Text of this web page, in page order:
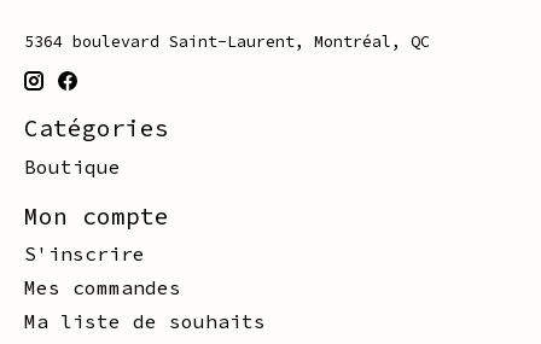
5364 boulevard Saint-Laurent, Montréal, QC
Catégories
Boutique
Mon compte
S'inscrire
Mes commandes
Ma liste de souhaits